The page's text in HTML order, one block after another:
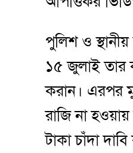
পুলিশ ও
১৫ জুলাই তার
করান। এরপর
রাজি না
টাকা চাঁদা